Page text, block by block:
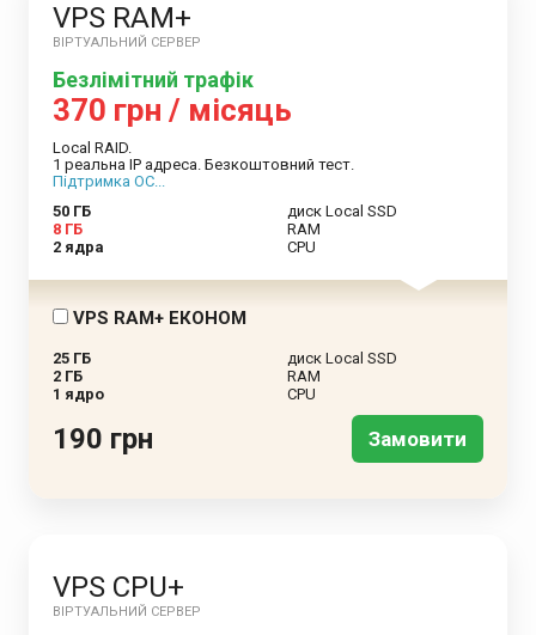
VPS RAM+
ВІРТУАЛЬНИЙ СЕРВЕР
Безлімітний трафік
370 грн / місяць
Local RAID.
1 реальна IP адреса. Безкоштовний тест.
Підтримка ОС...
50 ГБ
диск Local SSD
8 ГБ
RAM
2 ядра
CPU
VPS RAM+ ЕКОНОМ
25 ГБ
диск Local SSD
2 ГБ
RAM
1 ядро
CPU
190 грн Замовити
VPS CPU+
ВІРТУАЛЬНИЙ СЕРВЕР